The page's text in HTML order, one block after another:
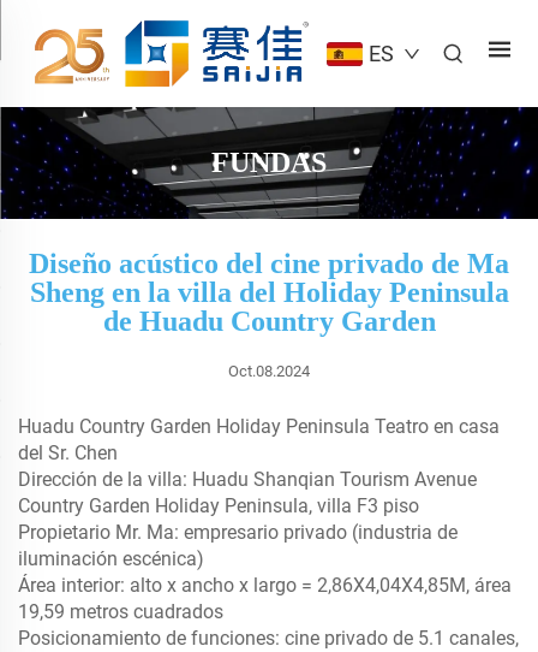
ES
FUNDAS
Diseño acústico del cine privado de Ma
Sheng en la villa del Holiday Peninsula
de Huadu Country Garden
Oct.08.2024
Huadu Country Garden Holiday Peninsula Teatro en casa
del Sr. Chen
Dirección de la villa: Huadu Shanqian Tourism Avenue
Country Garden Holiday Peninsula, villa F3 piso
Propietario Mr. Ma: empresario privado (industria de
iluminación escénica)
Área interior: alto x ancho x largo = 2,86X4,04X4,85M, área
19,59 metros cuadrados
Posicionamiento de funciones: cine privado de 5.1 canales,